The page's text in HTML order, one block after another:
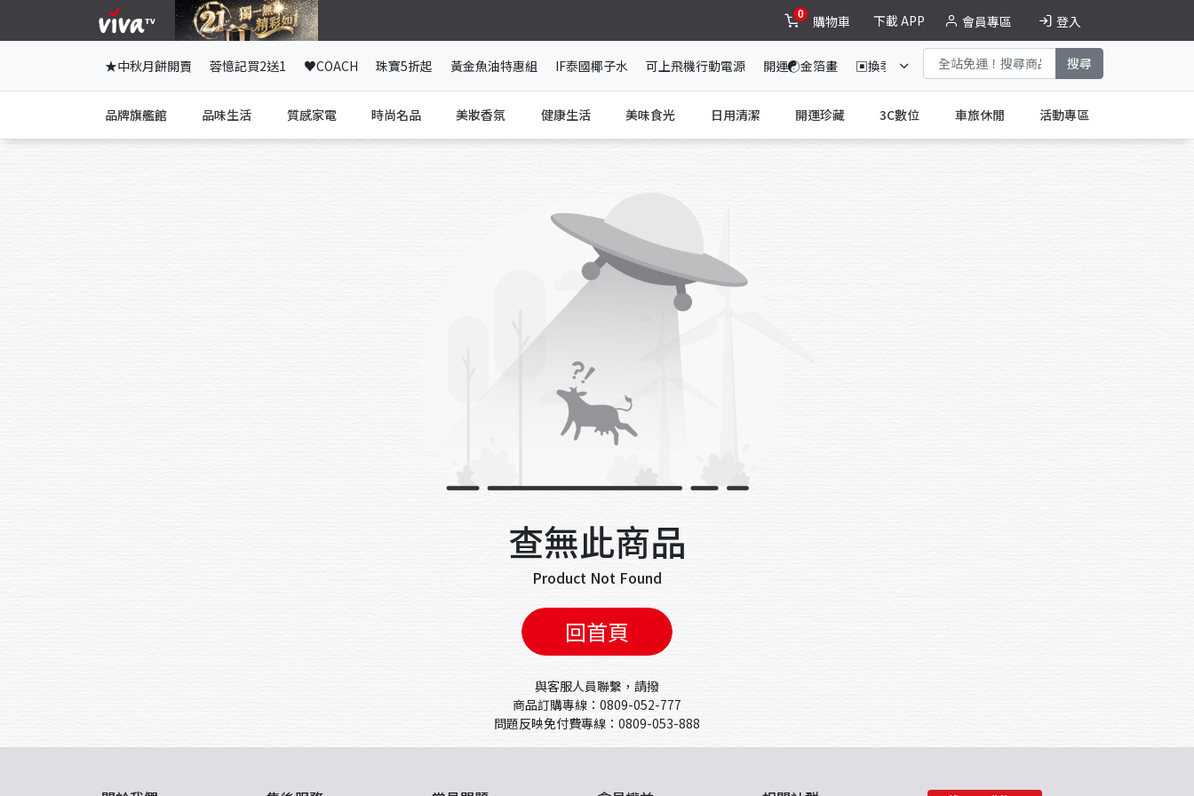
購物車
0 下載 APP 會員專區 登入
★中秋月餅開賣 蓉憶記買2送1 ♥COACH 珠寶5折起 黃金魚油特惠組 IF泰國椰子水 可上飛機行動電源 開運☯金箔畫 ▣換季收納 德恩奈買二送二 大紅麴特惠組
搜尋
品牌旗艦館 品味生活 質感家電 時尚名品 美妝香氛 健康生活 美味食光 日用清潔 開運珍藏 3C數位 車旅休閒 活動專區
查無此商品
Product Not Found
回首頁
與客服人員聯繫，請撥
商品訂購專線：0809-052-777
問題反映免付費專線：0809-053-888